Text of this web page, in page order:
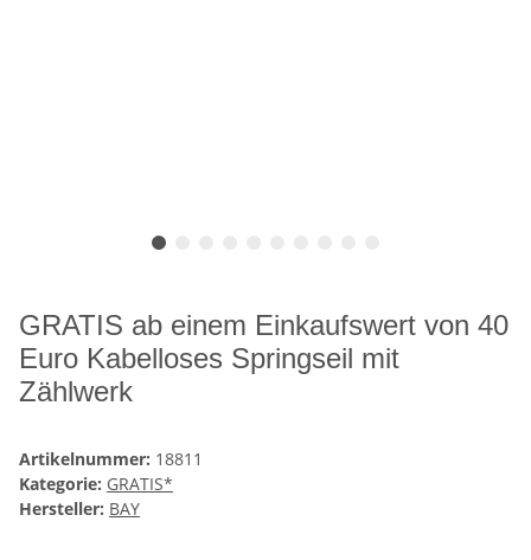
GRATIS ab einem Einkaufswert von 40
Euro Kabelloses Springseil mit
Zählwerk
Artikelnummer: 18811
Kategorie: GRATIS*
Hersteller: BAY